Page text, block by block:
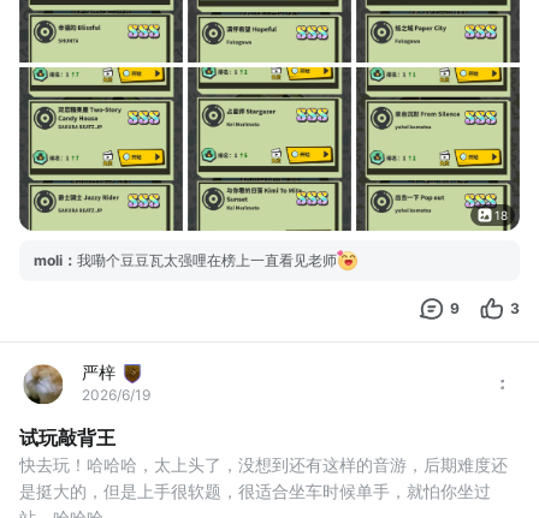
18
moli ： 我嘞个豆豆瓦太强哩在榜上一直看见老师
9 3
严梓
2026/6/19
试玩敲背王
快去玩！哈哈哈，太上头了，没想到还有这样的音游，后期难度还
是挺大的，但是上手很软题，很适合坐车时候单手，就怕你坐过